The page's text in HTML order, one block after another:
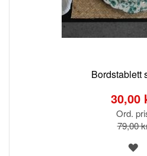
Bordstablett
30,00
Ord.
79,00